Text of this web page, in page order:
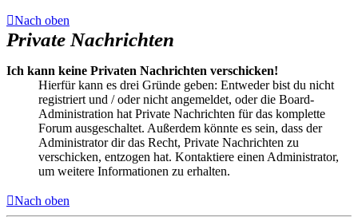
Nach oben
Private Nachrichten
Ich kann keine Privaten Nachrichten verschicken!
Hierfür kann es drei Gründe geben: Entweder bist du nicht
registriert und / oder nicht angemeldet, oder die Board-
Administration hat Private Nachrichten für das komplette
Forum ausgeschaltet. Außerdem könnte es sein, dass der
Administrator dir das Recht, Private Nachrichten zu
verschicken, entzogen hat. Kontaktiere einen Administrator,
um weitere Informationen zu erhalten.
Nach oben